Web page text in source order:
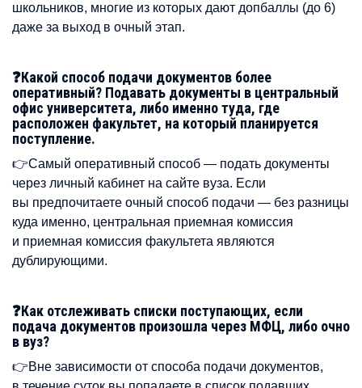
школьников, многие из которых дают допбаллы (до 6)
даже за выход в очный этап.
❓Какой способ подачи документов более
оперативный? Подавать документы в центральный
офис университета, либо именно туда, где
расположен факультет, на который планируется
поступление.
👉Самый оперативный способ — подать документы
через личный кабинет на сайте вуза. Если
вы предпочитаете очный способ подачи — без разницы
куда именно, центральная приемная комиссия
и приемная комиссия факультета являются
дублирующими.
❓Как отслеживать списки поступающих, если
подача документов произошла через МФЦ, либо очно
в вуз?
👉Вне зависимости от способа подачи документов,